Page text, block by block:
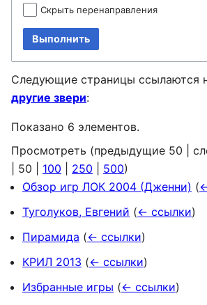
Скрыть перенаправления
Выполнить
Следующие страницы ссылаются
другие звери:
Показано 6 элементов.
Просмотреть (предыдущие 50
50 100 250 500)
Обзор игр ЛОК 2004 (Дженни) (
Туголуков, Евгений (← ссылки)
Пирамида (← ссылки)
КРИЛ 2013 (← ссылки)
Избранные игры (← ссылки)